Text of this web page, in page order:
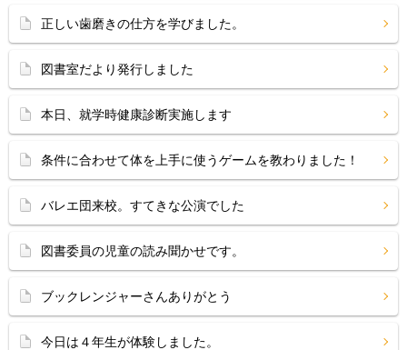
正しい歯磨きの仕方を学びました。
図書室だより発行しました
本日、就学時健康診断実施します
条件に合わせて体を上手に使うゲームを教わりました！
バレエ団来校。すてきな公演でした
図書委員の児童の読み聞かせです。
ブックレンジャーさんありがとう
今日は４年生が体験しました。